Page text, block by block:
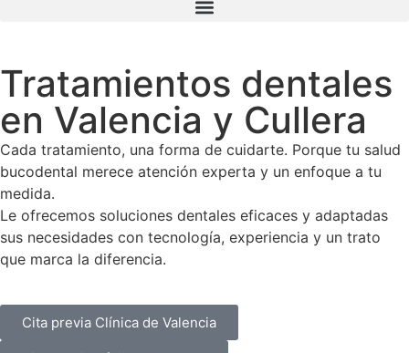
Tratamientos dentales
en Valencia y Cullera
Cada tratamiento, una forma de cuidarte. Porque tu salud
bucodental merece atención experta y un enfoque a tu
medida.
Le ofrecemos soluciones dentales eficaces y adaptadas
sus necesidades con tecnología, experiencia y un trato
que marca la diferencia.
Cita previa Clínica de Valencia